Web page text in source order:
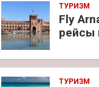
ТУРИЗМ
Fly
рейсы
ТУРИЗМ